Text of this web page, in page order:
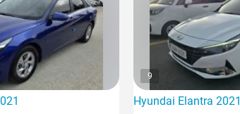
9
Hyundai Elantra 2021